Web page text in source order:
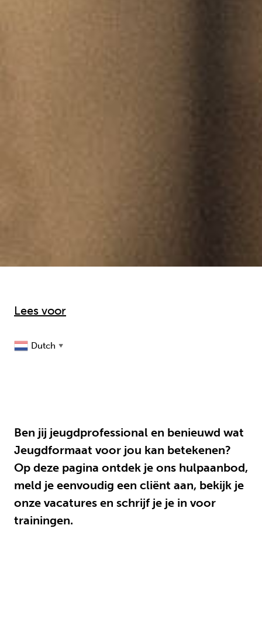
Lees voor
Dutch ▼
Ben jij jeugdprofessional en benieuwd wat
Jeugdformaat voor jou kan betekenen?
Op deze pagina ontdek je ons hulpaanbod,
meld je eenvoudig een cliënt aan, bekijk je
onze vacatures en schrijf je je in voor
trainingen.